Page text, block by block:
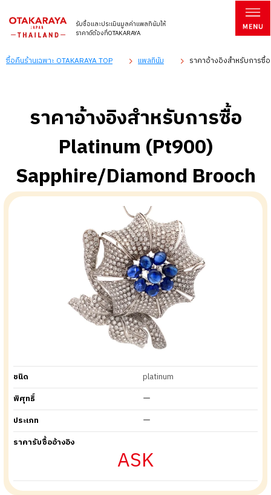
รับซื้อและประเมินมูลค่าแพลทินัมให้
ราคาดีต้องที่OTAKARAYA
ซื้อคืนร้านเฉพาะ OTAKARAYA TOP แพลทินัม ราคาอ้างอิงสำหรับการซื้
ราคาอ้างอิงสำหรับการซื้อ
Platinum (Pt900)
Sapphire/Diamond Brooch
ชนิด
platinum
พิศุทธิ์
ー
ประเภท
ー
ราคารับซื้ออ้างอิง
ASK